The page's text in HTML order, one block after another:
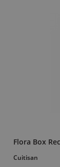
Flora Box
Cuitisan